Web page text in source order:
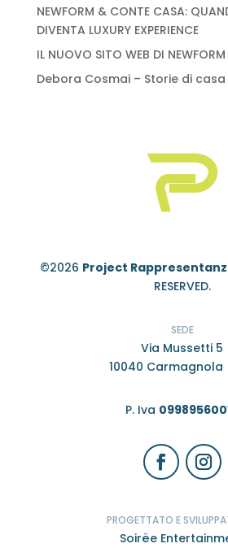
NEWFORM & CONTE CASA:
DIVENTA LUXURY EXPERIENCE
IL NUOVO SITO WEB DI NEWFORM
Debora Cosmai – Storie di casa
©2026 Project
RESERVED.
SEDE
Via Mussetti 5
10040 Carmagnola
P. Iva
PROGETTATO E
Soirëe